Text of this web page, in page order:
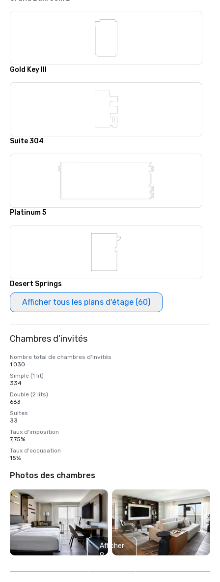
Gold Key III
Suite 304
Platinum 5
Desert Springs
Afficher tous les plans d'étage (60)
Chambres d'invités
Nombre total de chambres d'invités
1 030
Simple (1 lit)
334
Double (2 lits)
663
Suites
33
Taux d'imposition
7,75%
Taux d'occupation
15%
Photos des chambres
Afficher
9